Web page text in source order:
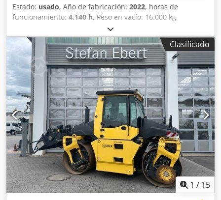
Estado: usado, Año de fabricación: 2022, horas de
funcionamiento: 4.140 h, Peso en vacío: 16.000 kg
Dimensiones (lxanxal): 622 x 230 x 299 cm Dcedpjzi Eb Njfx
Al Rok Ubicación: El Burgo de Ebro (Zaragoza) Rodillo de
compactación usado, de hombre sentado marca Bomag ,
modelo BW216 D5 . Se trata de una apisonadora de ruedas
y un solo tambor de 16 toneladas. Este versátil
compactador se adapta sin problema a cualquier lugar del
trabajo, proporcionando resultados de compactación y
apisonamiento líderes del sector en obras pequeñas o
medianas, en trabajos de construcción de infraestructura
de transporte como carreteras o construcción de edificios.
El rodillo compactador de ocasión BW216 D5 tiene un peso
de 15.990 kg. y una anchura de tambor de 2,13 m. precio:
PRECIO A CONSULTAR Ancho de tambor: 2.130 mm
Diámetro de tambor: 1.500 mm Capacidad de depósito:
250 l Amplitud: 2,10/1,10 mm CE
Clasificado
1 / 15